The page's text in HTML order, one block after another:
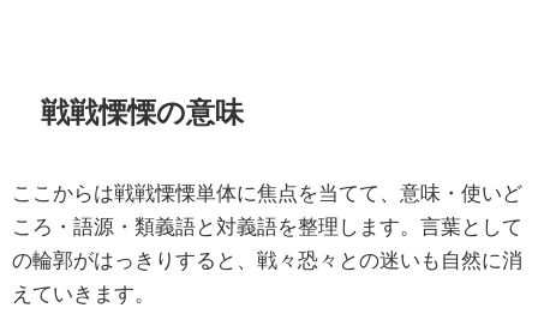
戦戦慄慄の意味
ここからは戦戦慄慄単体に焦点を当てて、意味・使いど
ころ・語源・類義語と対義語を整理します。言葉として
の輪郭がはっきりすると、戦々恐々との迷いも自然に消
えていきます。